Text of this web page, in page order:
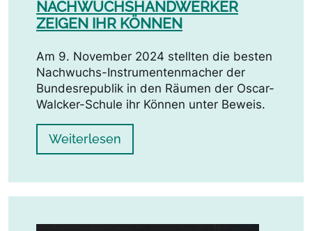
NACHWUCHSHANDWERKER
ZEIGEN IHR KÖNNEN
Am 9. November 2024 stellten die besten
Nachwuchs-Instrumentenmacher der
Bundesrepublik in den Räumen der Oscar-
Walcker-Schule ihr Können unter Beweis.
Weiterlesen